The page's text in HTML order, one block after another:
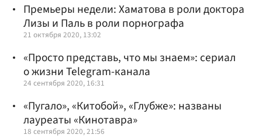
Премьеры недели: Хаматова в роли доктора
Лизы и Паль в роли порнографа
21 октября 2020, 13:02
«Просто представь, что мы знаем»: сериал
о жизни Telegram-канала
24 сентября 2020, 16:31
«Пугало», «Китобой», «Глубже»: названы
лауреаты «Кинотавра»
18 сентября 2020, 21:56